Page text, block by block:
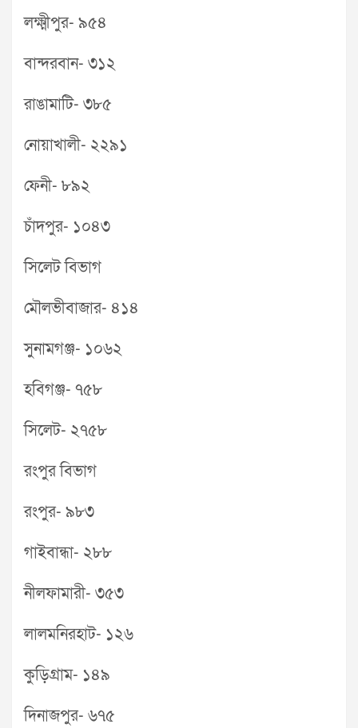
লক্ষ্মীপুর- ৯৫৪
বান্দরবান- ৩১২
রাঙামাটি- ৩৮৫
নোয়াখালী- ২২৯১
ফেনী- ৮৯২
চাঁদপুর- ১০৪৩
সিলেট বিভাগ
মৌলভীবাজার- ৪১৪
সুনামগঞ্জ- ১০৬২
হবিগঞ্জ- ৭৫৮
সিলেট- ২৭৫৮
রংপুর বিভাগ
রংপুর- ৯৮৩
গাইবান্ধা- ২৮৮
নীলফামারী- ৩৫৩
লালমনিরহাট- ১২৬
কুড়িগ্রাম- ১৪৯
দিনাজপুর- ৬৭৫